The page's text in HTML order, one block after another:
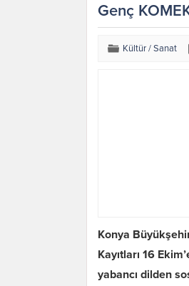
Genç
Kültür / Sanat
Konya
Kayıtları 16
yabancı dilden